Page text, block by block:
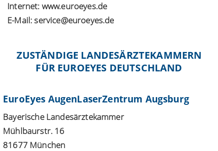
Internet: www.euroeyes.de
E-Mail: service@euroeyes.de
ZUSTÄNDIGE LANDESÄRZTEKAMMERN
FÜR EUROEYES DEUTSCHLAND
EuroEyes AugenLaserZentrum Augsburg
Bayerische Landesärztekammer
Mühlbaurstr. 16
81677 München